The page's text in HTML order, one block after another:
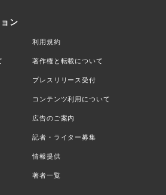
ン
利用規約
著作権と転載について
プレスリリース受付
コンテンツ利用について
広告のご案内
記者・ライター募集
情報提供
著者一覧